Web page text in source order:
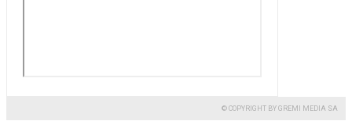
© COPYRIGHT BY GREMI MEDIA SA